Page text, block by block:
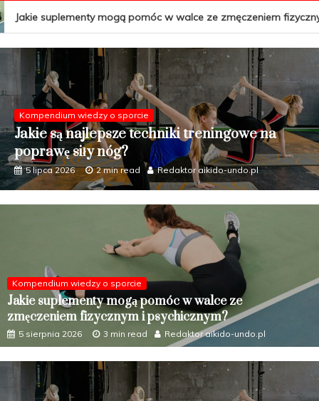
Jakie suplementy mogą pomóc w walce ze zmęczeniem
Kompendium wiedzy o sporcie
Jakie formy aktywności fizycznej najlepiej
wpływają na zdrowie układu oddechowego?
5 czerwca 2026 2 min read Redaktor aikido-undo.pl
Kompendium wiedzy o sporcie
Jakie suplementy mogą pomóc w walce ze
zmęczeniem fizycznym i psychicznym?
5 sierpnia 2026 3 min read Redaktor aikido-undo.pl